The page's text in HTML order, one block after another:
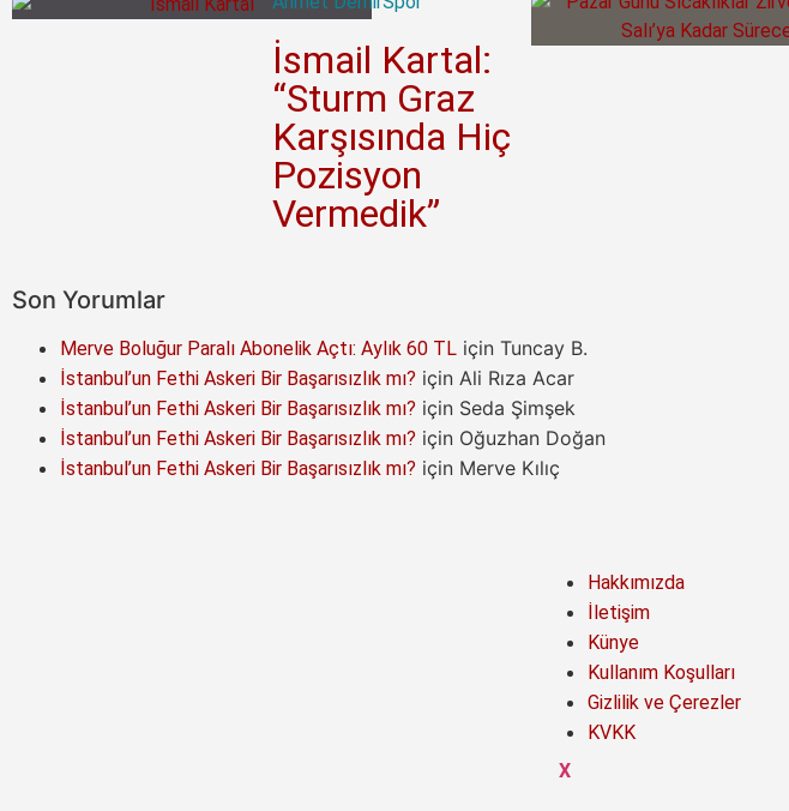
İsmail Kartal:
“Sturm Graz
Karşısında Hiç
Pozisyon
Vermedik”
Son Yorumlar
Merve Boluğur Paralı Abonelik Açtı: Aylık 60 TL için Tuncay B.
İstanbul’un Fethi Askeri Bir Başarısızlık mı? için Ali Rıza Acar
İstanbul’un Fethi Askeri Bir Başarısızlık mı? için Seda Şimşek
İstanbul’un Fethi Askeri Bir Başarısızlık mı? için Oğuzhan Doğan
İstanbul’un Fethi Askeri Bir Başarısızlık mı? için Merve Kılıç
Hakkımızda
İletişim
Künye
Kullanım Koşulları
Gizlilik ve Çerezler
KVKK
X